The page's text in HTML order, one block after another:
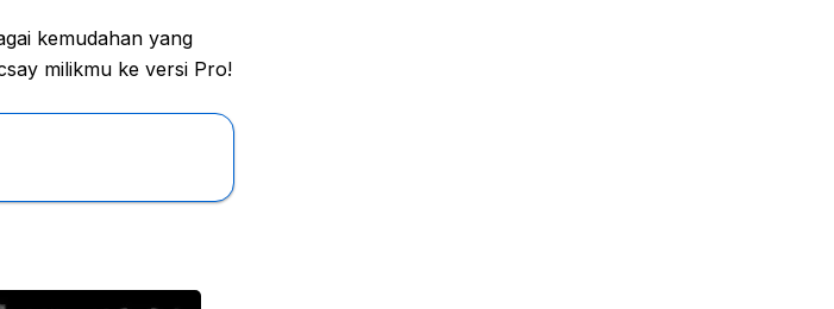
kemudahan yang
milikmu ke versi Pro!